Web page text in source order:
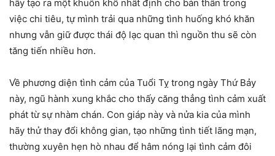
hãy tạo ra một khuôn khổ nhất định cho bản thân trong
việc chi tiêu, tự mình trải qua những tình huống khó khăn
nhưng vẫn giữ được thái độ lạc quan thì nguồn thu sẽ còn
tăng tiến nhiều hơn.
Về phương diện tình cảm của Tuổi Tỵ trong ngày Thứ Bảy
này, ngũ hành xung khắc cho thấy căng thẳng tình cảm xuất
phát từ sự nhàm chán. Con giáp này và nửa kia của mình
hãy thử thay đổi không gian, tạo những tình tiết lãng mạn,
thường xuyên hẹn hò nhau để hâm nóng lại tình cảm đôi